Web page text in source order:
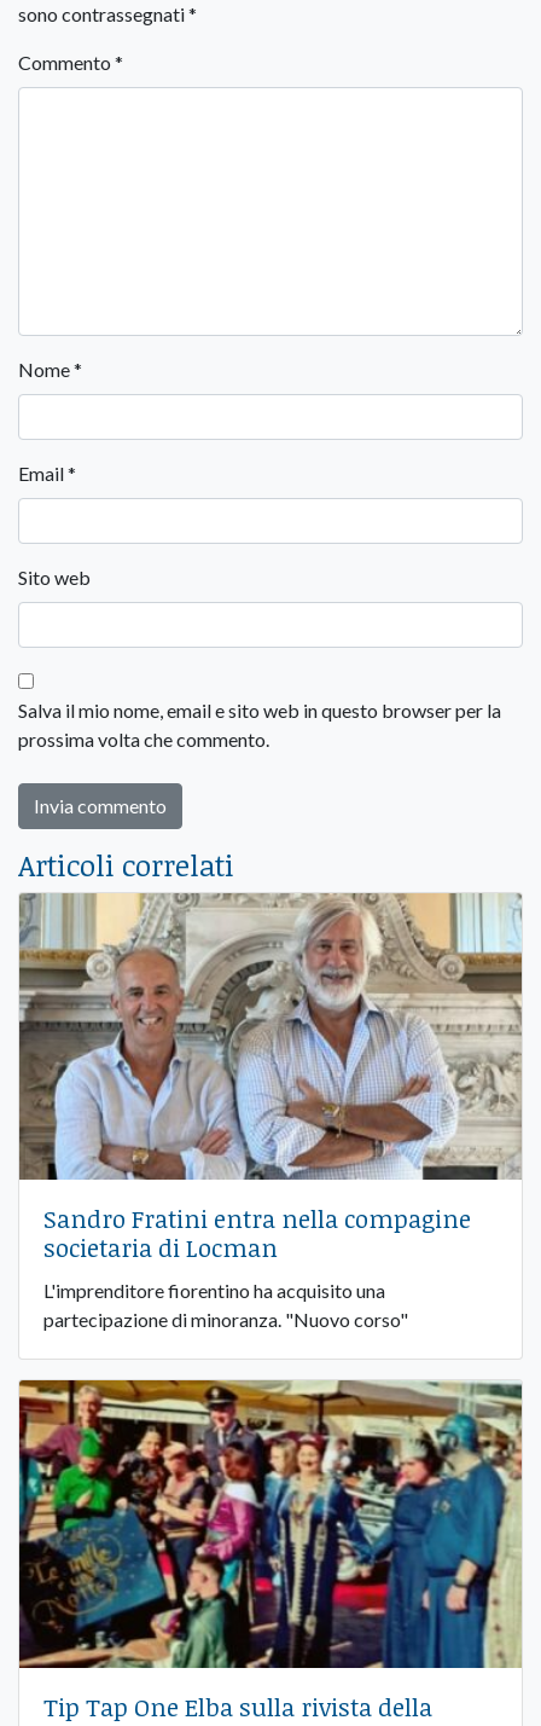
sono contrassegnati*
Commento *
Nome*
Email*
Sito web
Salva il mio nome, email e sito web in questo browser per la
prossima volta che commento.
Articoli correlati
Sandro Fratini entra nella compagine
societaria di Locman
L'imprenditore fiorentino ha acquisito una
partecipazione di minoranza. "Nuovo corso"
Tip Tap One Elba sulla rivista della